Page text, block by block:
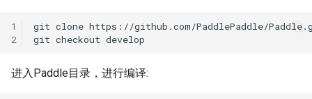
1
2
git clone
git checkout
进入Paddle目录，进行编译: